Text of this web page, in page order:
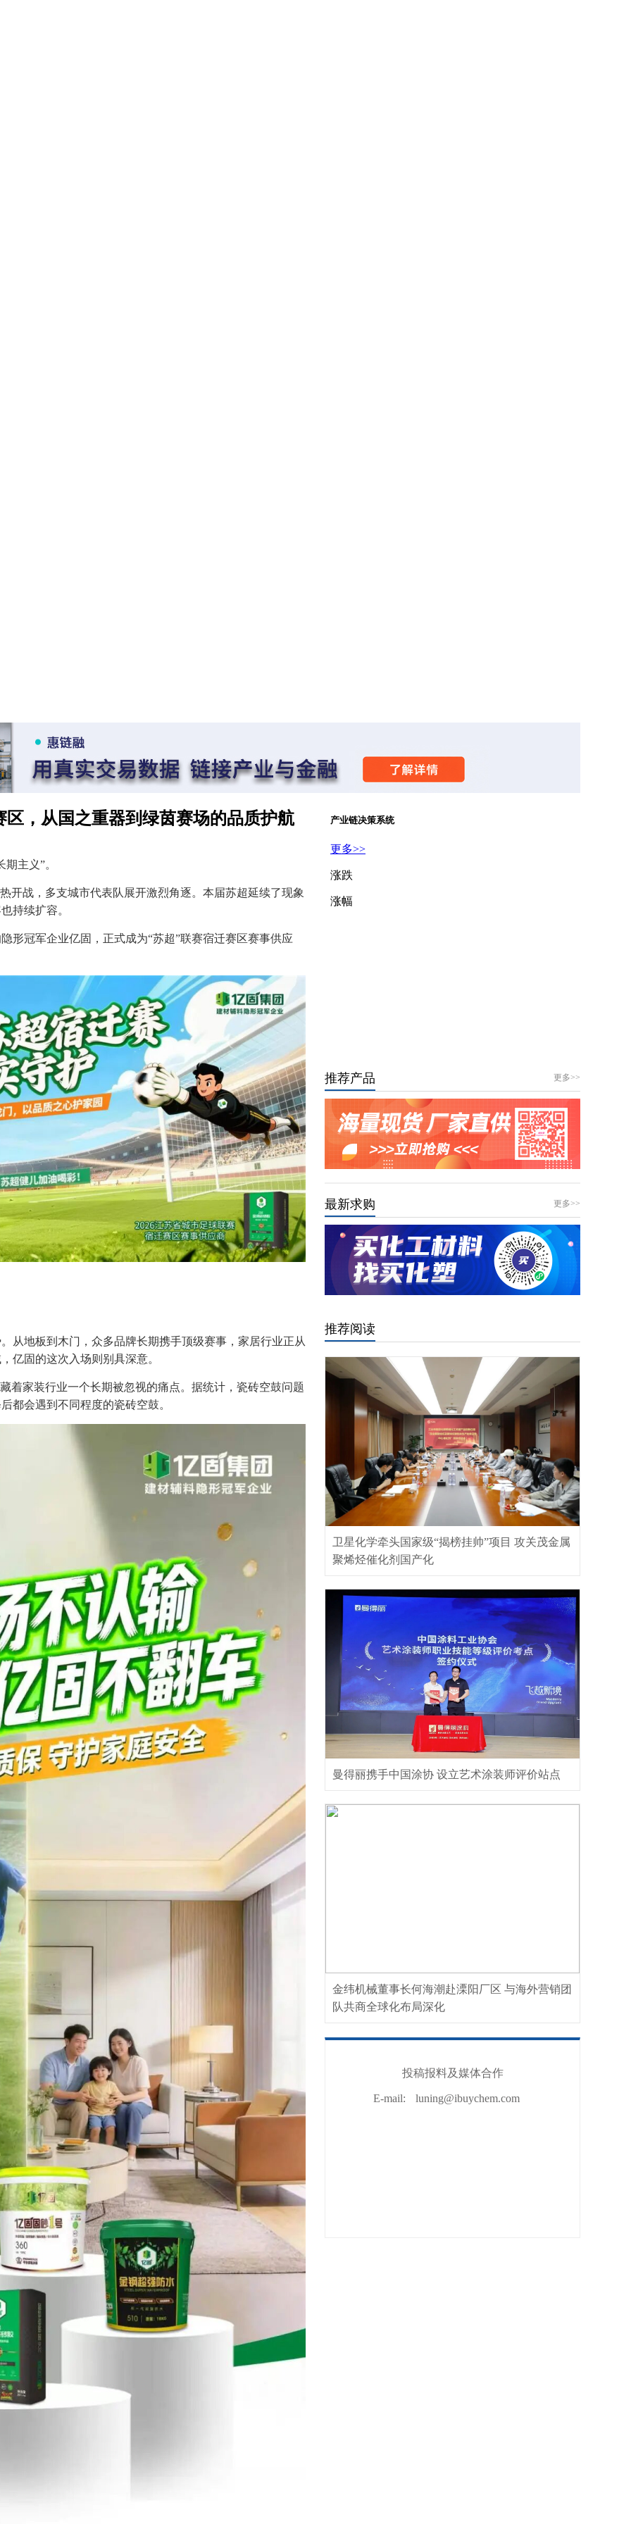
，从国之重器到绿茵赛场的品质护航
主义”。
开战，多支城市代表队展开激烈角逐。本届苏超延续了现象
持续扩容。
形冠军企业亿固，正式成为“苏超”联赛宿迁赛区赛事供应
从地板到木门，众多品牌长期携手顶级赛事，家居行业正从
亿固的这次入场则别具深意。
着家装行业一个长期被忽视的痛点。据统计，瓷砖空鼓问题
都会遇到不同程度的瓷砖空鼓。
推荐产品 更多>>
最新求购 更多>>
推荐阅读
卫星化学牵头国家级“揭榜挂帅”项目 攻关茂金属
聚烯烃催化剂国产化
曼得丽携手中国涂协 设立艺术涂装师评价站点
金纬机械董事长何海潮赴溧阳厂区 与海外营销团
队共商全球化布局深化
投稿报料及媒体合作
E-mail: luning@ibuychem.com